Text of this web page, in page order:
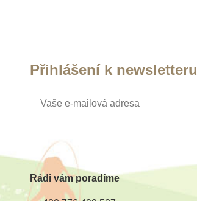
Přihlášení k newsletteru
Rádi vám poradíme